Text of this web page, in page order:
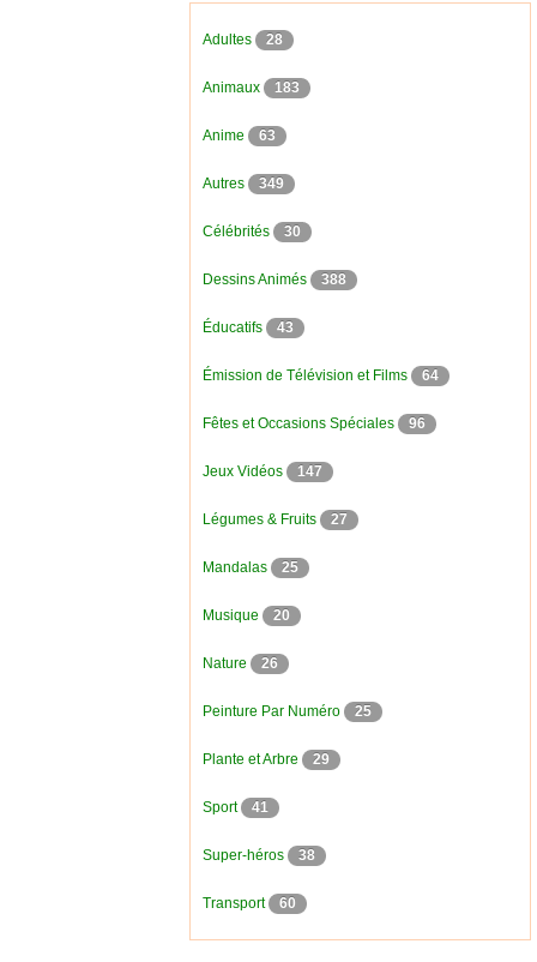
Adultes 28
Animaux 183
Anime 63
Autres 349
Célébrités 30
Dessins Animés 388
Éducatifs 43
Émission de Télévision et Films 64
Fêtes et Occasions Spéciales 96
Jeux Vidéos 147
Légumes & Fruits 27
Mandalas 25
Musique 20
Nature 26
Peinture Par Numéro 25
Plante et Arbre 29
Sport 41
Super-héros 38
Transport 60